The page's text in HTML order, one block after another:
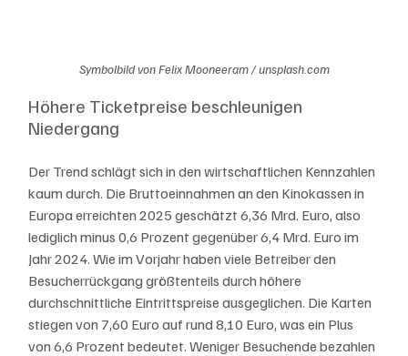
Symbolbild von Felix Mooneeram / unsplash.com
Höhere Ticketpreise beschleunigen
Niedergang
Der Trend schlägt sich in den wirtschaftlichen Kennzahlen
kaum durch. Die Bruttoeinnahmen an den Kinokassen in
Europa erreichten 2025 geschätzt 6,36 Mrd. Euro, also
lediglich minus 0,6 Prozent gegenüber 6,4 Mrd. Euro im
Jahr 2024. Wie im Vorjahr haben viele Betreiber den
Besucherrückgang größtenteils durch höhere
durchschnittliche Eintrittspreise ausgeglichen. Die Karten
stiegen von 7,60 Euro auf rund 8,10 Euro, was ein Plus
von 6,6 Prozent bedeutet. Weniger Besuchende bezahlen